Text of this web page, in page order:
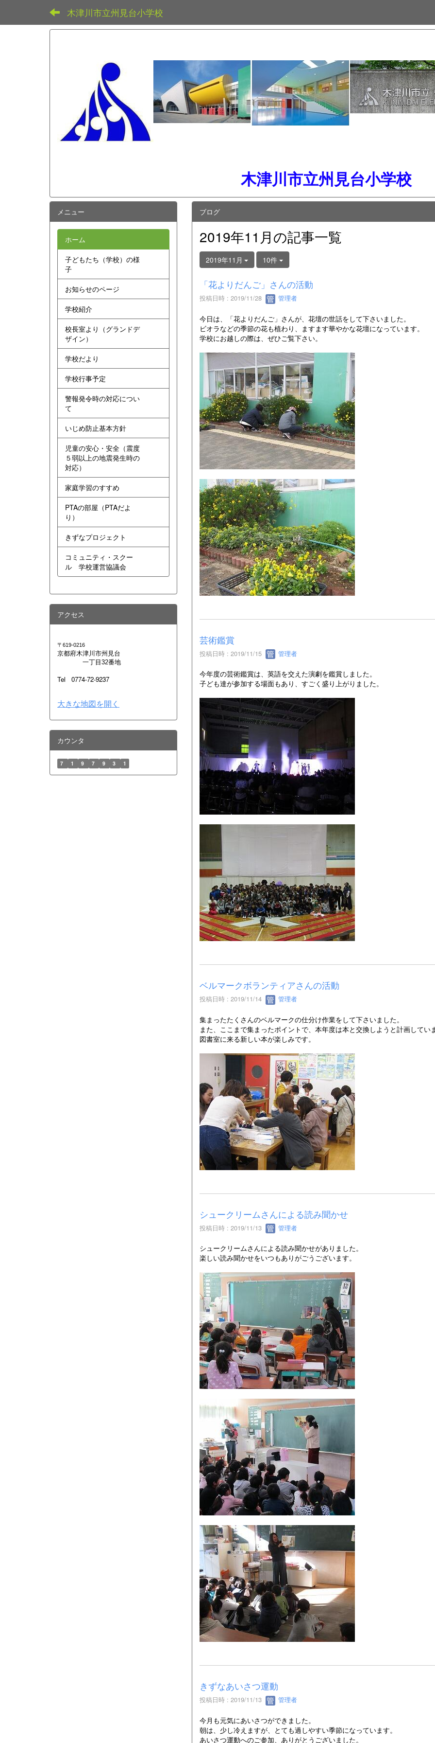
木津川市立州見台小学校
木津川市立州見台小学校
ブログ
2019年11月の記事一覧
2019年11月 10件
「花よりだんご」さんの活動
投稿日時 : 2019/11/28 管理者
今日は、「花よりだんご」さんが、花壇の世話をして下さいました。
ビオラなどの季節の花も植わり、ますます華やかな花壇になっています。
学校にお越しの際は、ぜひご覧下さい。
芸術鑑賞
投稿日時 : 2019/11/15 管理者
今年度の芸術鑑賞は、英語を交えた演劇を鑑賞しました。
子ども達が参加する場面もあり、すごく盛り上がりました。
ベルマークボランティアさんの活動
投稿日時 : 2019/11/14 管理者
集まったたくさんのベルマークの仕分け作業をして下さいました。
また、ここまで集まったポイントで、本年度は本と交換しようと計画してい
図書室に来る新しい本が楽しみです。
シュークリームさんによる読み聞かせ
投稿日時 : 2019/11/13 管理者
シュークリームさんによる読み聞かせがありました。
楽しい読み聞かせをいつもありがごうございます。
きずなあいさつ運動
投稿日時 : 2019/11/13 管理者
今月も元気にあいさつができました。
朝は、少し冷えますが、とても過しやすい季節になっています。
あいさつ運動へのご参加、ありがとうございました。
メニュー
ホーム
子どもたち（学校）の様
子
お知らせのページ
学校紹介
校長室より（グランドデ
ザイン）
学校だより
学校行事予定
警報発令時の対応につい
て
いじめ防止基本方針
児童の安心・安全（震度
５弱以上の地震発生時の
対応）
家庭学習のすすめ
PTAの部屋（PTAだよ
り）
きずなプロジェクト
コミュニティ・スクー
ル 学校運営協議会
アクセス
〒619-0216
京都府木津川市州見台
一丁目32番地
Tel 0774-72-9237
大きな地図を開く
カウンタ
7 1 9 7 9 3 1